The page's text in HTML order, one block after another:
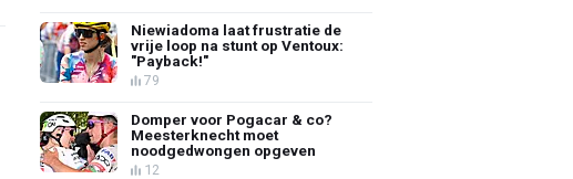
Niewiadoma laat frustratie de
vrije loop na stunt op Ventoux:
"Payback!"
79
Domper voor Pogacar & co?
Meesterknecht moet
noodgedwongen opgeven
12